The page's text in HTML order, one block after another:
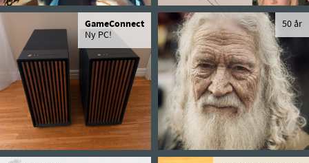
GameConnect
Ny PC!
50 år